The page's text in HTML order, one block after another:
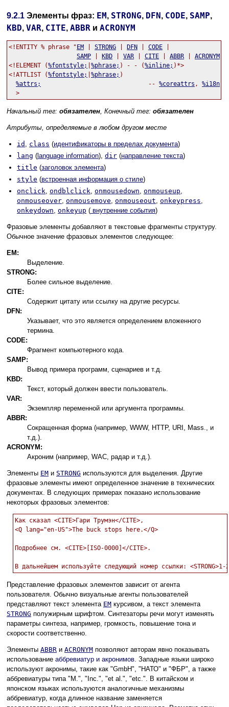
9.2.1 Элементы фраз: EM, STRONG, DFN, CODE, SAMP,
KBD, VAR, CITE, ABBR и ACRONYM
<!ENTITY % phrase " EM STRONG DFN CODE
SAMP
KBD VAR CITE ABBR ACRONYM
<!ELEMENT (%fontstyle; %phrase; ) - - (%inline; )*>
<!ATTLIST (%fontstyle; %phrase; )
%attrs;
                              --
%coreattrs , %i18n
Начальный тег: обязателен, Конечный тег: обязателен
Атрибуты, определяемые в любом другом месте
id , class (идентификаторы в пределах документа)
lang ( language information), dir (направление текста)
title (заголовок элемента)
style (встроенная информация о стиле)
onclick, ondblclick, onmousedown, onmouseup,
onmouseover, onmousemove, onmouseout, onkeypress,
onkeydown, onkeyup ( внутренние события)
Фразовые элементы добавляют в текстовые фрагменты структуру.
Обычное значение фразовых элементов следующее:
EM:
Выделение.
STRONG:
Более сильное выделение.
CITE:
Содержит цитату или ссылку на другие ресурсы.
DFN:
Указывает, что это является определением вложенного
термина.
CODE:
Фрагмент компьютерного кода.
SAMP:
Вывод примера программ, сценариев и т.д.
KBD:
Текст, который должен ввести пользователь.
VAR:
Экземпляр переменной или аргумента программы.
ABBR:
Сокращенная форма (например, WWW, HTTP, URI, Mass., и
т.д.).
ACRONYM:
Акроним (например, WAC, радар и т.д.).
Элементы EM и STRONG используются для выделения. Другие
фразовые элементы имеют определенное значение в технических
документах. В следующих примерах показано использование
некоторых фразовых элементов:
Как сказал <CITE>Гари Трумэн</CITE>,
<Q lang="en-US">The buck stops here.</Q>
Подробнее см. <CITE>[ISO-0000]</CITE>.
Представление фразовых элементов зависит от агента
пользователя. Обычно визуальные агенты пользователей
представляют текст элемента EM курсивом, а текст элемента
STRONG полужирным шрифтом. Синтезаторы речи могут изменять
параметры синтеза, например, громкость, повышение тона и
скорости соответственно.
Элементы ABBR и ACRONYM позволяют авторам явно показывать
использование аббревиатур и акронимов. Западные языки широко
используют акронимы, такие как "GmbH", "НАТО" и "ФБР", а также
аббревиатуры типа "M.", "Inc.", "et al.", "etc.". В китайском и
японском языках используются аналогичные механизмы
аббревиатур, когда длинное название заменяется